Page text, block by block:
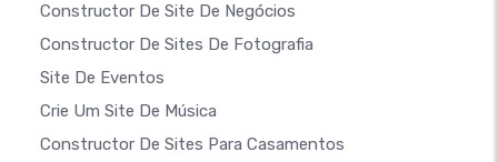
Constructor De Site De Negócios
Constructor De Sites De Fotografia
Site De Eventos
Crie Um Site De Música
Constructor De Sites Para Casamentos